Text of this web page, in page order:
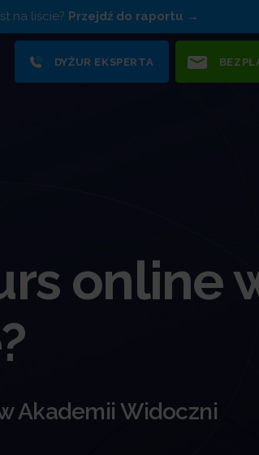
na liście? Przejdź do raportu
DYŻUR EKSPERTA
online
Akademii Widoczni